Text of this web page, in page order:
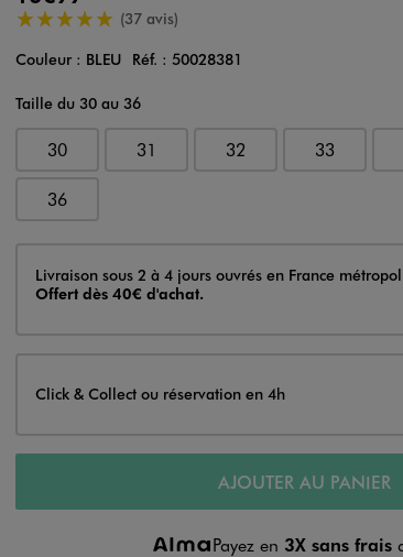
5/5 de moyenne(37 avis)
Couleur
Couleur : BLEU Réf. : 50028381
Taille du 30 au 36
30 31 32 33
36
Livraison
Livraison sous 2 à 4 jours ouvrés en France
Offert dès 40€ d'achat.
Click & Collect ou réservation en 4h
AJOUTER AU PANIER
Payez en 3X sans frais